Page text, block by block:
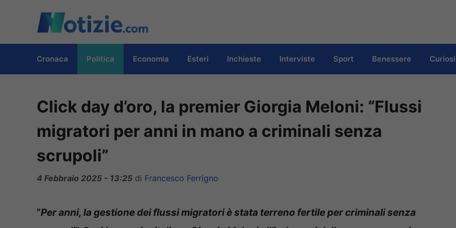
contenuto
Cronaca Politica Economia Esteri Inchieste Interviste Sport Benessere
Click day d’oro, la premier Giorgia Meloni: “Flussi
migratori per anni in mano a criminali senza
scrupoli”
4 Febbraio 2025 - 13:25 di Francesco Ferrigno
“Per anni, la gestione dei flussi migratori è stata terreno fertile per criminali senza